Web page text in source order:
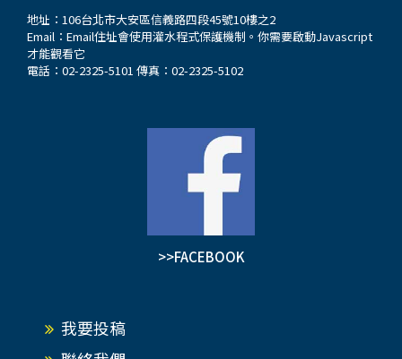
地址：106台北市大安區信義路四段45號10樓之2
Email： Email住址會使用灌水程式保護機制。你需要啟動Javascript
才能觀看它
電話：02-2325-5101 傳真：02-2325-5102
>>FACEBOOK
我要投稿